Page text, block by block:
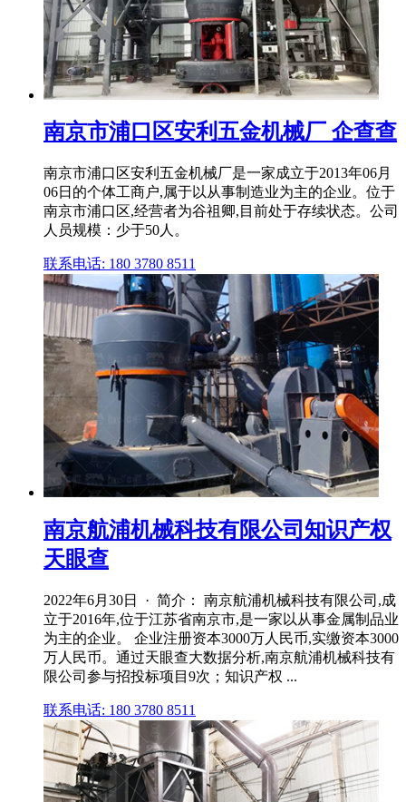
南京市浦口区安利五金机械厂 企查查
南京市浦口区安利五金机械厂是⼀家成⽴于2013年06月
06日的个体工商户,属于以从事制造业为主的企业。位于
南京市浦口区,经营者为谷祖卿,目前处于存续状态。公司
人员规模：少于50人。
联系电话: 180 3780 8511
南京航浦机械科技有限公司知识产权
天眼查
2022年6月30日 · 简介： 南京航浦机械科技有限公司,成
立于2016年,位于江苏省南京市,是一家以从事金属制品业
为主的企业。 企业注册资本3000万人民币,实缴资本3000
万人民币。通过天眼查大数据分析,南京航浦机械科技有
限公司参与招投标项目9次；知识产权 ...
联系电话: 180 3780 8511